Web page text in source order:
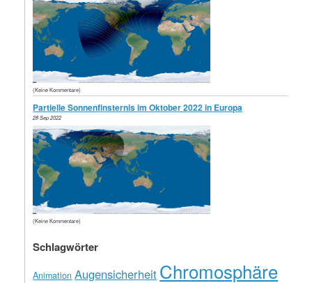
(Keine Kommentare)
Partielle Sonnenfinsternis im Oktober 2022 in Europa
28 Sep 2022
(Keine Kommentare)
Schlagwörter
Animation Augensicherheit Chromosphäre